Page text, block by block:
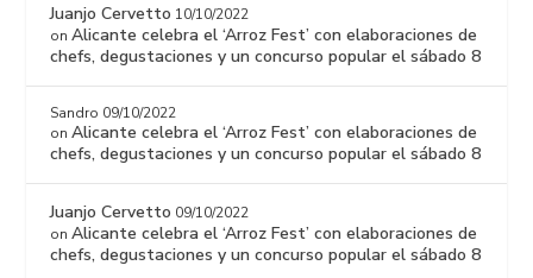
Juanjo Cervetto 10/10/2022
onAlicante celebra el ‘Arroz Fest’ con elaboraciones de
chefs, degustaciones y un concurso popular el sábado 8
Sandro 09/10/2022
onAlicante celebra el ‘Arroz Fest’ con elaboraciones de
chefs, degustaciones y un concurso popular el sábado 8
Juanjo Cervetto 09/10/2022
onAlicante celebra el ‘Arroz Fest’ con elaboraciones de
chefs, degustaciones y un concurso popular el sábado 8